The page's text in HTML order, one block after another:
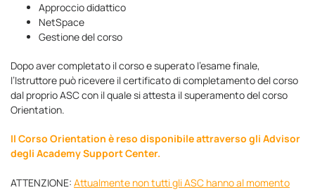
Approccio didattico
NetSpace
Gestione del corso
Dopo aver completato il corso e superato l’esame finale,
l’Istruttore può ricevere il certificato di completamento del corso
dal proprio ASC con il quale si attesta il superamento del corso
Orientation.
Il Corso Orientation è reso disponibile attraverso gli Advisor
degli Academy Support Center.
ATTENZIONE: Attualmente non tutti gli ASC hanno al momento